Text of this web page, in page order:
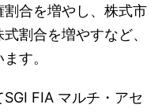
合を増やし、株式市
割合を増やすなど、
す。
FIA マルチ・アセ